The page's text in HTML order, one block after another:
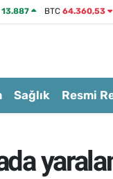
13.887 BTC 64.360,53
Sağlık Resmi